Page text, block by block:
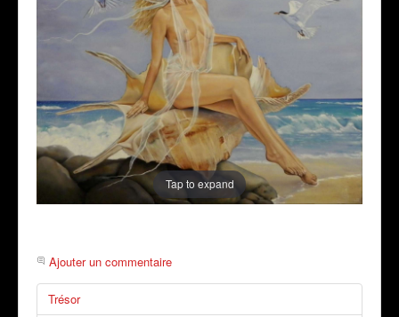
Tap to expand
Ajouter un commentaire
Trésor